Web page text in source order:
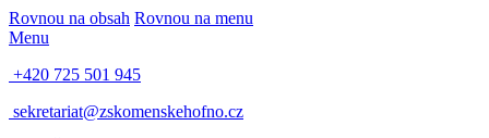
Rovnou na obsah Rovnou na menu
Menu
+420 725 501 945
sekretariat@zskomenskehofno.cz